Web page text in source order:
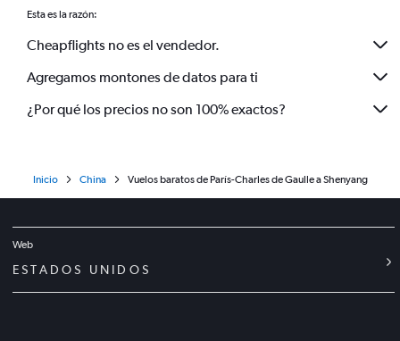
Esta es la razón:
Cheapflights no es el vendedor.
Agregamos montones de datos para ti
¿Por qué los precios no son 100% exactos?
Inicio China Vuelos baratos de París-Charles de Gaulle a Shenyang
Web
ESTADOS UNIDOS